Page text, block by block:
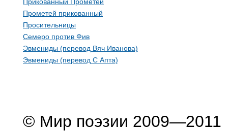
Прометей прикованный
Просительницы
Семеро против Фив
Эвмениды (перевод Вяч Иванова)
Эвмениды (перевод С Апта)
© Мир поэзии 2009—2011